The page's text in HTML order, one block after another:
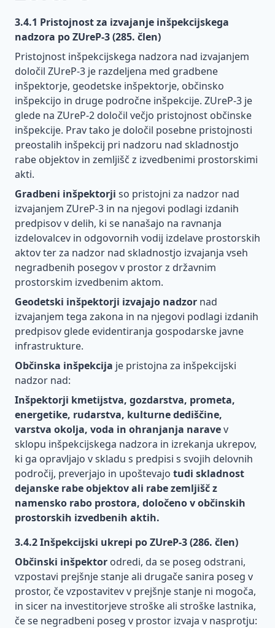
materiali
graditev
objektov
Sprememba
pogodbene
cene in
posebne
gradbene
uzance
Javna
naročila
in
gradnja
Gradbeni
odpadki
Gradbena
dokumentacija
in dovoljenja
Ocena
požarne
ogroženosti
za stavbo
FIDIC
Postopek
legalizacije
Naloge in
obveznosti
udeležencev
gradnje po
GZ-1
Pogoji za
opravljanje
dejavnosti
Protipoplavna
gradnja
dovoljevanje
prostorskih
ureditev
državnega
pomena
Inšpekcijski
nadzor po
ZUreP-3
Energetska
učinkovitost
Energetska
izkaznica
stavbe
Kako
pravilno
izberemo
in
definiramo
vrsto
toplotne
izolacije
Sodobna
vgradnja
stavbnega
pohištva s
v treh
ravneh
Lastnosti
fasad
Trajnostna
gradnja in
krožno
gospodarstvo
Sončna
Viri in
stroški za
ogrevanje
stavb
Varnost
zdravje
delu
Gradnja in
večja
vzdrževalna
dela
Zahteve za
varnost in
zdravje na
gradbiščih
Imenovanje
prijava
gradbišča
Povezave
do
institucij
Gradbena
mapa:
Priloge
Izjava o
lastnostih
Obveznosti
investitorja
Obveznosti
izvajalca
Oznaka
CE
Primerjava
zakonodaje
in
zdravje
delu
Obveznosti
projektanta
Vprašanja
odgovori
3.4.1 Pristojnost za izvajanje inšpekcijskega
nadzora po ZUreP-3 (285. člen)
Pristojnost inšpekcijskega nadzora nad izvajanjem
določil ZUreP-3 je razdeljena med gradbene
inšpektorje, geodetske inšpektorje, občinsko
inšpekcijo in druge področne inšpekcije. ZUreP-3 je
glede na ZUreP-2 določil večjo pristojnost občinske
inšpekcije. Prav tako je določil posebne pristojnosti
preostalih inšpekcij pri nadzoru nad skladnostjo
rabe objektov in zemljišč z izvedbenimi prostorskimi
akti.
Gradbeni inšpektorji so pristojni za nadzor nad
izvajanjem ZUreP-3 in na njegovi podlagi izdanih
predpisov v delih, ki se nanašajo na ravnanja
izdelovalcev in odgovornih vodij izdelave prostorskih
aktov ter za nadzor nad skladnostjo izvajanja vseh
negradbenih posegov v prostor z državnim
prostorskim izvedbenim aktom.
Geodetski inšpektorji izvajajo nadzor nad
izvajanjem tega zakona in na njegovi podlagi izdanih
predpisov glede evidentiranja gospodarske javne
infrastrukture.
Občinska inšpekcija je pristojna za inšpekcijski
nadzor nad:
Inšpektorji kmetijstva, gozdarstva, prometa,
energetike, rudarstva, kulturne dediščine,
varstva okolja, voda in ohranjanja naravev
sklopu inšpekcijskega nadzora in izrekanja ukrepov,
ki ga opravljajo v skladu s predpisi s svojih delovnih
področij, preverjajo in upoštevajo tudi skladnost
dejanske rabe objektov ali rabe zemljišč z
namensko rabo prostora, določeno v občinskih
prostorskih izvedbenih aktih.
3.4.2 Inšpekcijski ukrepi po ZUreP-3 (286. člen)
Občinski inšpektor odredi, da se poseg odstrani,
vzpostavi prejšnje stanje ali drugače sanira poseg v
prostor, če vzpostavitev v prejšnje stanje ni mogoča,
in sicer na investitorjeve stroške ali stroške lastnika,
če se negradbeni poseg v prostor izvaja v nasprotju: